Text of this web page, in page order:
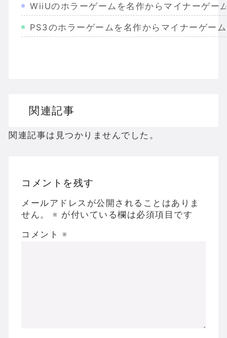
WiiUのホラーゲームを名作からマイナーゲー
PS3のホラーゲームを名作からマイナーゲー
ドラゴンクエスト３の思い出
【聖剣伝説3】リースとアンジェラってなん
Powered by livedoor 相互RSS
関連記事
関連記事は見つかりませんでした。
コメントを残す
メールアドレスが公開されることはありま
せん。
※ が付いている欄は必須項目です
コメント ※